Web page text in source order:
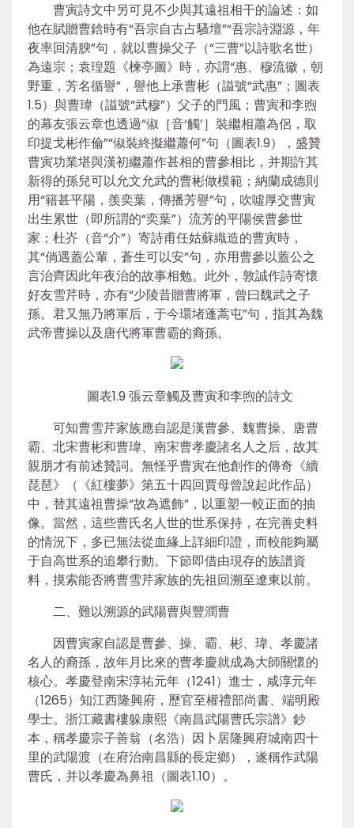
曹寅詩文中另可見不少與其遠祖相干的論述：如
他在賦贈曹鋡時有“吾宗自古占騷壇”“吾宗詩淵源，年
夜率回清腴”句，就以曹操父子（“三曹”以詩歌名世）
為遠宗；袁瑝題《楝亭圖》時，亦謂“惠、穆流徽，朝
野重，芳名循譽”，譽他上承曹彬（謚號“武惠”；圖表
1.5）與曹瑋（謚號“武穆”）父子的門風；曹寅和李煦
的幕友張云章也透過“俶［音‘觸’］裝繼相蕭為侶，取
印提戈彬作倫”“俶裝終擬繼蕭何”句（圖表1.9），盛贊
曹寅功業堪與漢初繼蕭作甚相的曹參相比，并期許其
新得的孫兒可以允文允武的曹彬做模範；納蘭成德則
用“籍甚平陽，羨奕葉，傳播芳譽”句，吹噓厚交曹寅
出生累世（即所謂的“奕葉”）流芳的平陽侯曹參世
家；杜岕（音“介”）寄詩甫任姑蘇織造的曹寅時，
其“倘遇蓋公輩，蒼生可以安”句，亦用曹參以蓋公之
言治齊因此年夜治的故事相勉。此外，敦誠作詩寄懷
好友雪芹時，亦有“少陵昔贈曹將軍，曾曰魏武之子
孫。君又無乃將軍后，于今環堵蓬蒿屯”句，指其為魏
武帝曹操以及唐代將軍曹霸的裔孫。
圖表1.9 張云章觸及曹寅和李煦的詩文
可知曹雪芹家族應自認是漢曹參、魏曹操、唐曹
霸、北宋曹彬和曹瑋、南宋曹孝慶諸名人之后，故其
親朋才有前述贊詞。無怪乎曹寅在他創作的傳奇《續
琵琶》（《紅樓夢》第五十四回賈母曾說起此作品）
中，替其遠祖曹操“故為遮飾”，以重塑一較正面的抽
像。當然，這些曹氏名人世的世系保持，在完善史料
的情況下，多已無法從血緣上詳細印證，而較能夠屬
于自高世系的追攀行動。下節即借由現存的族譜資
料，摸索能否將曹雪芹家族的先祖回溯至遼東以前。
二、難以溯源的武陽曹與豐潤曹
因曹寅家自認是曹參、操、霸、彬、瑋、孝慶諸
名人的裔孫，故年月比來的曹孝慶就成為大師關懷的
核心。孝慶登南宋淳祐元年（1241）進士，咸淳元年
（1265）知江西隆興府，歷官至權禮部尚書、端明殿
學士。浙江藏書樓躲康熙《南昌武陽曹氏宗譜》鈔
本，稱孝慶宗子善翁（名浩）因卜居隆興府城南四十
里的武陽渡（在府治南昌縣的長定鄉），遂稱作武陽
曹氏，并以孝慶為鼻祖（圖表1.10）。